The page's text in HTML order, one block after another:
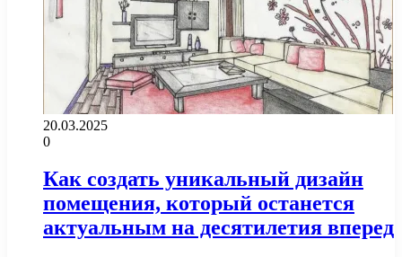
20.03.2025
0
Как создать уникальный дизайн
помещения, который останется
актуальным на десятилетия вперед